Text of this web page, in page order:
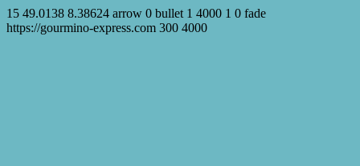
15 49.0138 8.38624 arrow 0 bullet 1 4000 1 0 fade
https://gourmino-express.com 300 4000